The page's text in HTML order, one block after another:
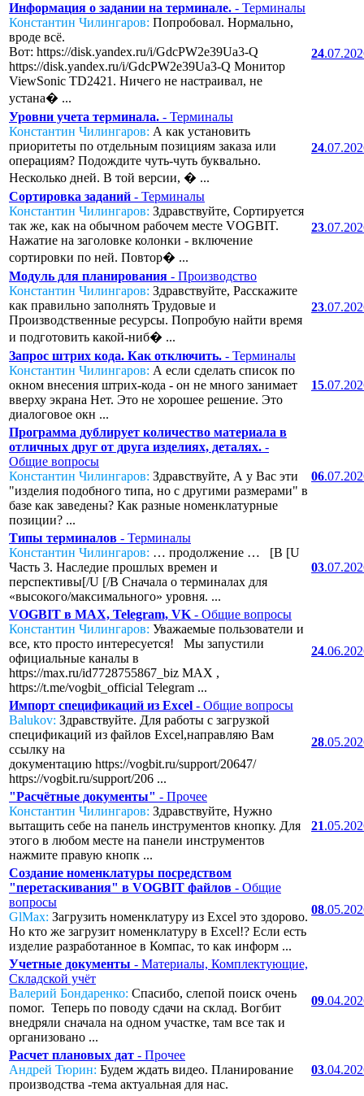
Информация о задании на терминале. - Терминалы
Константин Чилингаров: Попробовал. Нормально,
вроде всё.
Вот: https://disk.yandex.ru/i/GdcPW2e39Ua3-Q
https://disk.yandex.ru/i/GdcPW2e39Ua3-Q Монитор
ViewSonic TD2421. Ничего не настраивал, не
устана� ...
24
Уровни учета терминала. - Терминалы
Константин Чилингаров: А как установить
приоритеты по отдельным позициям заказа или
операциям? Подождите чуть-чуть буквально.
Несколько дней. В той версии, � ...
24
Сортировка заданий - Терминалы
Константин Чилингаров: Здравствуйте, Сортируется
так же, как на обычном рабочем месте VOGBIT.
Нажатие на заголовке колонки - включение
сортировки по ней. Повтор� ...
23
Модуль для планирования - Производство
Константин Чилингаров: Здравствуйте, Расскажите
как правильно заполнять Трудовые и
Производственные ресурсы. Попробую найти время
и подготовить какой-ниб� ...
23
Запрос штрих кода. Как отключить. - Терминалы
Константин Чилингаров: А если сделать список по
окном внесения штрих-кода - он не много занимает
вверху экрана Нет. Это не хорошее решение. Это
диалоговое окн ...
15
Программа дублирует количество материала в
отличных друг от друга изделиях, деталях. -
Общие вопросы
Константин Чилингаров: Здравствуйте, А у Вас эти
"изделия подобного типа, но с другими размерами" в
базе как заведены? Как разные номенклатурные
позиции? ...
06
Типы терминалов - Терминалы
Константин Чилингаров: … продолжение … [B [U
Часть 3. Наследие прошлых времен и
перспективы[/U [/B Сначала о терминалах для
«высокого/максимального» уровня. ...
03
VOGBIT в MAX, Telegram, VK - Общие вопросы
Константин Чилингаров: Уважаемые пользователи и
все, кто просто интересуется! Мы запустили
официальные каналы в
https://max.ru/id7728755867_biz MAX ,
https://t.me/vogbit_official Telegram ...
24
Импорт спецификаций из Excel - Общие вопросы
Balukov: Здравствуйте. Для работы с загрузкой
спецификаций из файлов Excel,направляю Вам
ссылку на
документацию https://vogbit.ru/support/20647/
https://vogbit.ru/support/206 ...
28
"Расчётные документы" - Прочее
Константин Чилингаров: Здравствуйте, Нужно
вытащить себе на панель инструментов кнопку. Для
этого в любом месте на панели инструментов
нажмите правую кнопк ...
21
Создание номенклатуры посредством
"перетаскивания" в VOGBIT файлов - Общие
вопросы
GlMax: Загрузить номенклатуру из Excel это здорово.
Но кто же загрузит номенклатуру в Excel!? Если есть
изделие разработанное в Компас, то как информ ...
08
Учетные документы - Материалы, Комплектующие,
Складской учёт
Валерий Бондаренко: Спасибо, слепой поиск очень
помог. Теперь по поводу сдачи на склад. Вогбит
внедряли сначала на одном участке, там все так и
организовано ...
09
Расчет плановых дат - Прочее
Андрей Тюрин: Будем ждать видео. Планирование
производства -тема актуальная для нас.
03